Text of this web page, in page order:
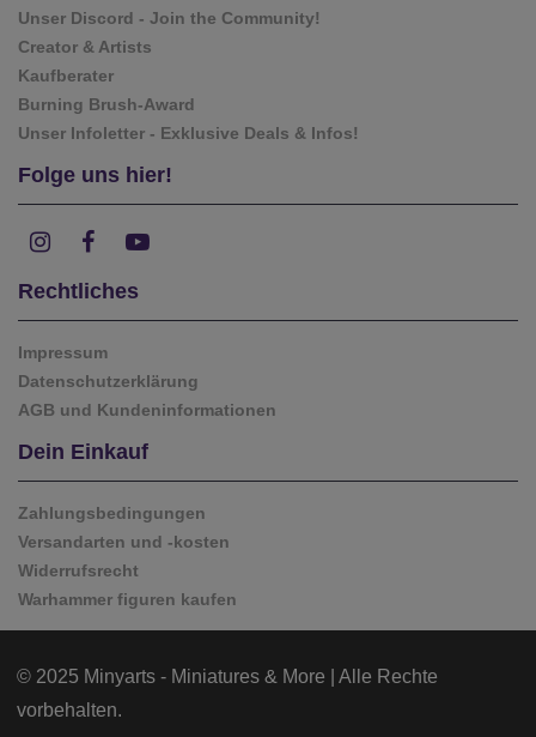
Unser Discord - Join the Community!
Creator & Artists
Kaufberater
Burning Brush-Award
Unser Infoletter - Exklusive Deals & Infos!
Folge uns hier!
Rechtliches
Impressum
Datenschutzerklärung
AGB und Kundeninformationen
Dein Einkauf
Zahlungsbedingungen
Versandarten und -kosten
Widerrufsrecht
Warhammer figuren kaufen
© 2025 Minyarts - Miniatures & More | Alle Rechte
vorbehalten.